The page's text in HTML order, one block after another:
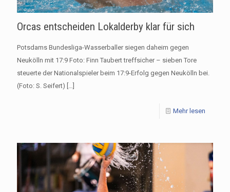
Orcas entscheiden Lokalderby klar für sich
Potsdams Bundesliga-Wasserballer siegen daheim gegen
Neukölln mit 17:9 Foto: Finn Taubert treffsicher – sieben Tore
steuerte der Nationalspieler beim 17:9-Erfolg gegen Neukölln bei.
(Foto: S. Seifert) […]
Mehr lesen